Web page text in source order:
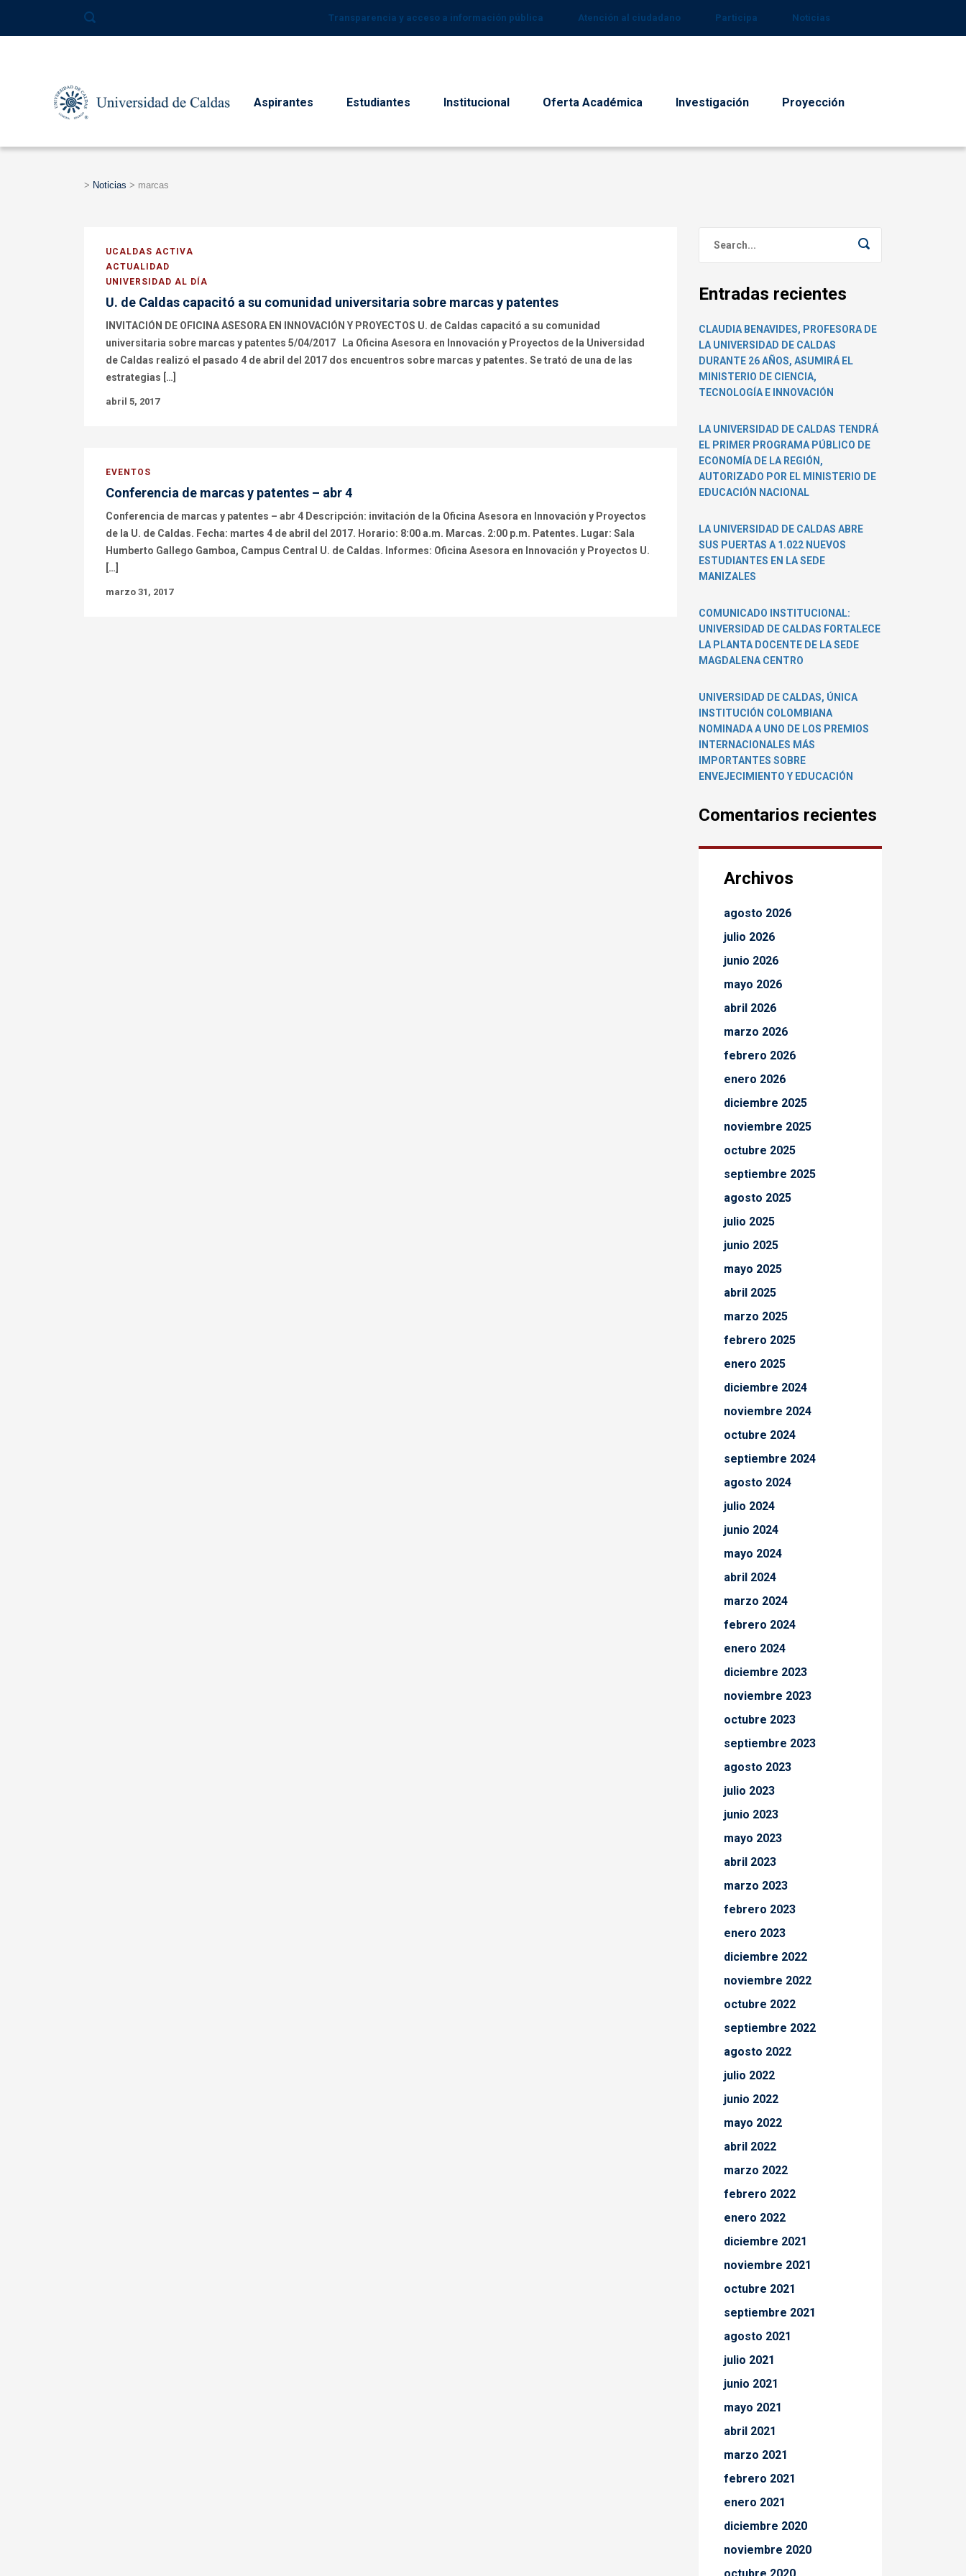
Transparencia y acceso a información pública Atención al ciudadano Participa Noticias
Aspirantes Estudiantes Institucional Oferta Académica Investigación Proyección
> Noticias > marcas
UCALDAS ACTIVA
ACTUALIDAD
UNIVERSIDAD AL DÍA
U. de Caldas capacitó a su comunidad universitaria sobre marcas y patentes
INVITACIÓN DE OFICINA ASESORA EN INNOVACIÓN Y PROYECTOS U. de Caldas capacitó a su comunidad
universitaria sobre marcas y patentes 5/04/2017 La Oficina Asesora en Innovación y Proyectos de la Universidad
de Caldas realizó el pasado 4 de abril del 2017 dos encuentros sobre marcas y patentes. Se trató de una de las
estrategias […]
abril 5, 2017
EVENTOS
Conferencia de marcas y patentes – abr 4
Conferencia de marcas y patentes – abr 4 Descripción: invitación de la Oficina Asesora en Innovación y Proyectos
de la U. de Caldas. Fecha: martes 4 de abril del 2017. Horario: 8:00 a.m. Marcas. 2:00 p.m. Patentes. Lugar: Sala
Humberto Gallego Gamboa, Campus Central U. de Caldas. Informes: Oficina Asesora en Innovación y Proyectos U.
[…]
marzo 31, 2017
Entradas recientes
CLAUDIA BENAVIDES, PROFESORA DE
LA UNIVERSIDAD DE CALDAS
DURANTE 26 AÑOS, ASUMIRÁ EL
MINISTERIO DE CIENCIA,
TECNOLOGÍA E INNOVACIÓN
LA UNIVERSIDAD DE CALDAS TENDRÁ
EL PRIMER PROGRAMA PÚBLICO DE
ECONOMÍA DE LA REGIÓN,
AUTORIZADO POR EL MINISTERIO DE
EDUCACIÓN NACIONAL
LA UNIVERSIDAD DE CALDAS ABRE
SUS PUERTAS A 1.022 NUEVOS
ESTUDIANTES EN LA SEDE
MANIZALES
COMUNICADO INSTITUCIONAL:
UNIVERSIDAD DE CALDAS FORTALECE
LA PLANTA DOCENTE DE LA SEDE
MAGDALENA CENTRO
UNIVERSIDAD DE CALDAS, ÚNICA
INSTITUCIÓN COLOMBIANA
NOMINADA A UNO DE LOS PREMIOS
INTERNACIONALES MÁS
IMPORTANTES SOBRE
ENVEJECIMIENTO Y EDUCACIÓN
Comentarios recientes
Archivos
agosto 2026
julio 2026
junio 2026
mayo 2026
abril 2026
marzo 2026
febrero 2026
enero 2026
diciembre 2025
noviembre 2025
octubre 2025
septiembre 2025
agosto 2025
julio 2025
junio 2025
mayo 2025
abril 2025
marzo 2025
febrero 2025
enero 2025
diciembre 2024
noviembre 2024
octubre 2024
septiembre 2024
agosto 2024
julio 2024
junio 2024
mayo 2024
abril 2024
marzo 2024
febrero 2024
enero 2024
diciembre 2023
noviembre 2023
octubre 2023
septiembre 2023
agosto 2023
julio 2023
junio 2023
mayo 2023
abril 2023
marzo 2023
febrero 2023
enero 2023
diciembre 2022
noviembre 2022
octubre 2022
septiembre 2022
agosto 2022
julio 2022
junio 2022
mayo 2022
abril 2022
marzo 2022
febrero 2022
enero 2022
diciembre 2021
noviembre 2021
octubre 2021
septiembre 2021
agosto 2021
julio 2021
junio 2021
mayo 2021
abril 2021
marzo 2021
febrero 2021
enero 2021
diciembre 2020
noviembre 2020